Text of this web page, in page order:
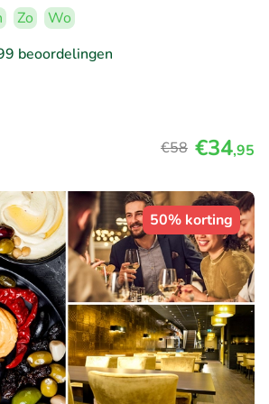
Zo
Wo
beoordelingen
€58 €34,95
50% korting